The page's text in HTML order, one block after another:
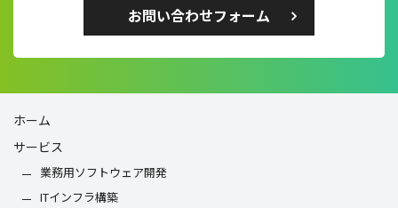
お問い合わせフォーム
ホーム
サービス
業務用ソフトウェア開発
ITインフラ構築